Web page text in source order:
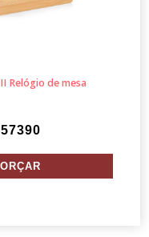
Relógio de mesa
57390